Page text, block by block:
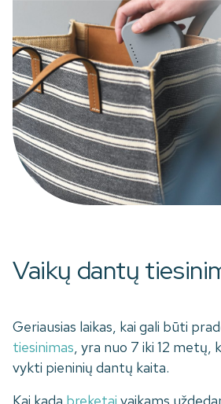
Vaikų dantų
Geriausias laikas, kai gali būti
tiesinimas, yra nuo 7 iki 12 metų,
vykti pieninių dantų kaita.